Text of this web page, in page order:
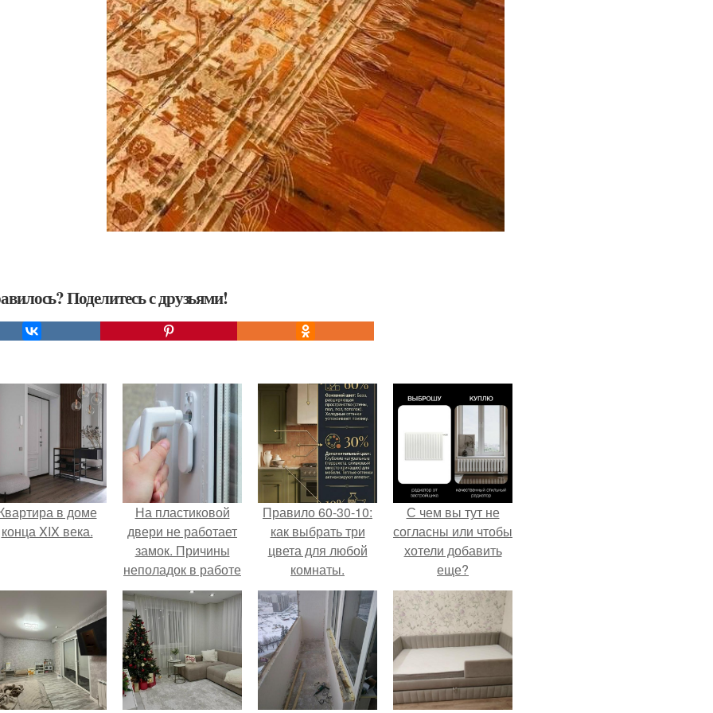
Поделитесь с друзьями!
в доме
конца XIX века.
На пластиковой
двери не работает
замок. Причины
неполадок в работе
пластиковых
дверей
Правило 60-30-10:
как выбрать три
цвета для любой
комнаты.
С чем вы тут не
согласны или чтобы
хотели добавить
еще?